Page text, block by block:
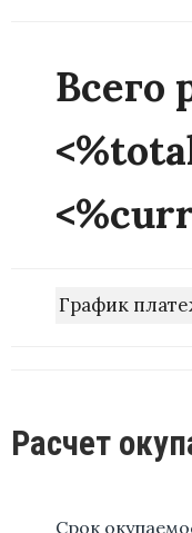
Всего
График
Расчет
Срок